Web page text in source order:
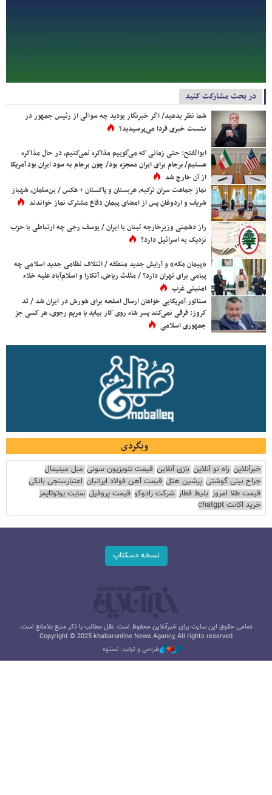
در بحث مشارکت کنید
شما نظر بدهید/ اگر خبرنگار بودید چه سوالی از رئیس جمهور در
نشست خبری فردا می‌پرسیدید؟
ابوالفتح: حتی زمانی که می‌گوییم مذاکره نمی‌کنیم، در حال مذاکره
هستیم/ برجام برای ایران معجزه بود/ چون برجام به سود ایران بود آمریکا
از آن خارج شد
نماز جماعت سران ترکیه، عربستان و پاکستان + عکس / بن‌سلمان، شهباز
شریف و اردوغان پس از امضای پیمان دفاع مشترک نماز خواندند
راز دشمنی وزیرخارجه لبنان با ایران / یوسف رجی چه ارتباطی با حزب
نزدیک به اسرائیل دارد؟
«پیمان مکه» و آرایش جدید منطقه / ائتلاف نظامی جدید اسلامی چه
پیامی برای تهران دارد؟ / مثلث ریاض، آنکارا و اسلام‌آباد علیه خلاء
امنیتی غرب
سناتور آمریکایی خواهان ارسال اسلحه برای شورش در ایران شد / تد
کروز: فرقی نمی‌کند پسر شاه روی کار بیاید یا مریم رجوی، هر کسی جز
جمهوری اسلامی
وبگردی
خبرآنلاین راه نو آنلاین بازی آنلاین قیمت تلویزیون سونی مبل مینیمال
جراح بینی گوشتی پرشین هتل قیمت آهن فولاد ایرانیان اعتبارسنجی بانکی
قیمت طلا امروز بلیط قطار شرکت رادوکو قیمت پروفیل سایت یوتوتایمز
خرید اکانت chatgpt
نسخه دسکتاپ
تمامی حقوق این سایت برای خبرآنلاین محفوظ است. نقل مطالب با ذکر منبع بلامانع است.
Copyright © 2025 khabaronline News Agancy, All rights reserved
طراحی و تولید: نستوه